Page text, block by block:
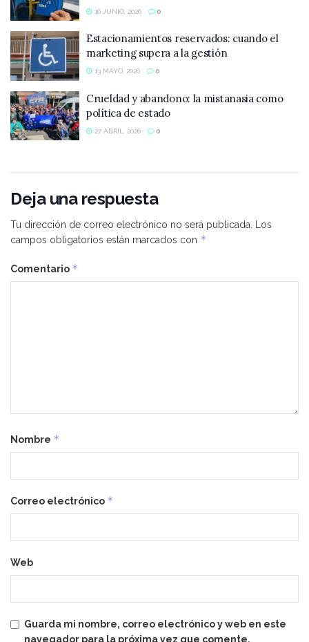
16 JUNIO, 2026 0
Estacionamientos reservados: cuando el
marketing supera a la gestión
13 MAYO, 2026 0
Crueldad y abandono: la mistanasia como
política de estado
27 ABRIL, 2026 0
Deja una respuesta
Tu dirección de correo electrónico no será publicada. Los
campos obligatorios están marcados con *
Comentario *
Nombre *
Correo electrónico *
Web
Guarda mi nombre, correo electrónico y web en este
navegador para la próxima vez que comente.